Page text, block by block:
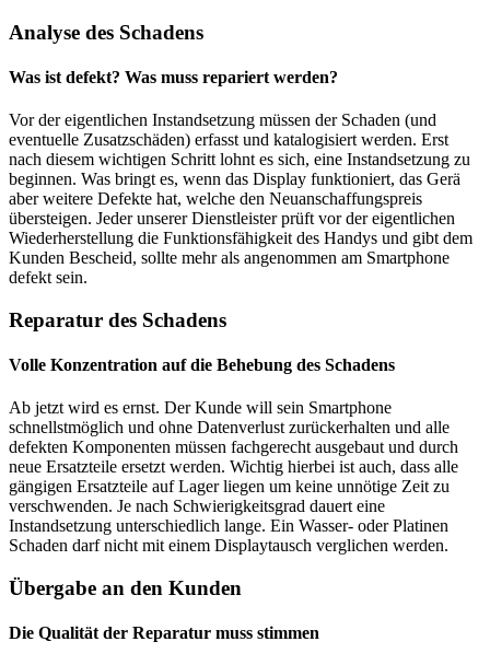
Analyse des Schadens
Was ist defekt? Was muss repariert werden?
Vor der eigentlichen Instandsetzung müssen der Schaden (und
eventuelle Zusatzschäden) erfasst und katalogisiert werden. Erst
nach diesem wichtigen Schritt lohnt es sich, eine Instandsetzung zu
beginnen. Was bringt es, wenn das Display funktioniert, das Gerä
aber weitere Defekte hat, welche den Neuanschaffungspreis
übersteigen. Jeder unserer Dienstleister prüft vor der eigentlichen
Wiederherstellung die Funktionsfähigkeit des Handys und gibt dem
Kunden Bescheid, sollte mehr als angenommen am Smartphone
defekt sein.
Reparatur des Schadens
Volle Konzentration auf die Behebung des Schadens
Ab jetzt wird es ernst. Der Kunde will sein Smartphone
schnellstmöglich und ohne Datenverlust zurückerhalten und alle
defekten Komponenten müssen fachgerecht ausgebaut und durch
neue Ersatzteile ersetzt werden. Wichtig hierbei ist auch, dass alle
gängigen Ersatzteile auf Lager liegen um keine unnötige Zeit zu
verschwenden. Je nach Schwierigkeitsgrad dauert eine
Instandsetzung unterschiedlich lange. Ein Wasser- oder Platinen
Schaden darf nicht mit einem Displaytausch verglichen werden.
Übergabe an den Kunden
Die Qualität der Reparatur muss stimmen